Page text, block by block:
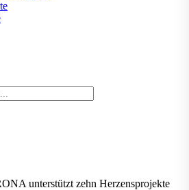
unterstützt zehn Herzensprojekte